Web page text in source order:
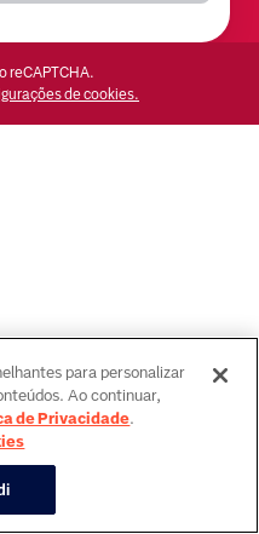
reCAPTCHA.
de cookies.
para personalizar
Ao continuar,
de Privacidade.